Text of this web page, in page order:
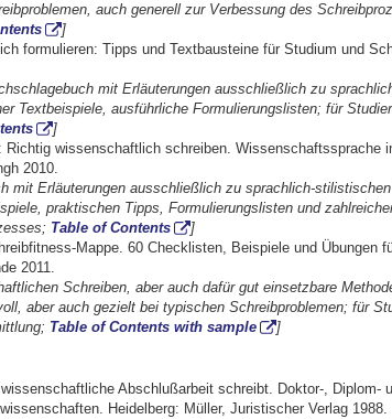
auch generell zur Verbessung des
]
formulieren: Tipps und Textbausteine für Studium und
mit Erläuterungen ausschließlich zu
Textbeispiele, ausführliche Formulierungslisten; für
]
Richtig wissenschaftlich schreiben. Wissenschaftssprache
2010.
mit Erläuterungen ausschließlich zu sprachlich-
praktischen Tipps, Formulierungslisten und
Table of Contents
]
Mappe. 60 Checklisten, Beispiele und Übungen
2011.
Schreiben, aber auch dafür gut einsetzbare
aber auch gezielt bei typischen Schreibproblemen; für
Table of Contents with sample
]
Abschlußarbeit schreibt. Doktor-, Diplom-
Heidelberg: Müller, Juristischer Verlag 1988.